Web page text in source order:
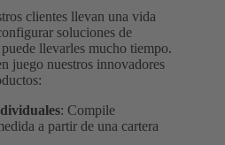
clientes llevan una vida
soluciones de
llevarles mucho tiempo.
juego nuestros innovadores
: Compile
a partir de una cartera